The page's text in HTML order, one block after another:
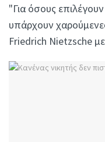
"Για όσους
υπάρχουν
Friedrich Nietzsche